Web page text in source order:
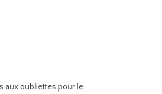
aux oubliettes pour le